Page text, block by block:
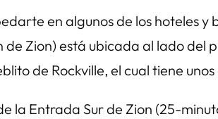
en algunos de los hoteles
Zion) está ubicada al lado del
de Rockville, el cual tiene
la Entrada Sur de Zion (25-